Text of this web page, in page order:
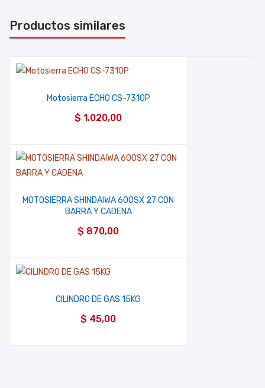
Productos similares
Motosierra ECHO CS-7310P
$ 1.020,00
MOTOSIERRA SHINDAIWA 600SX 27 CON
BARRA Y CADENA
$ 870,00
CILINDRO DE GAS 15KG
$ 45,00